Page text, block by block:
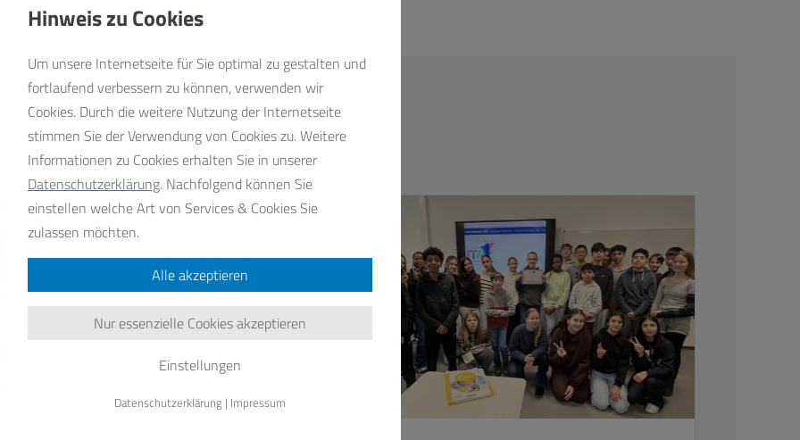
Nachrichten
Hinweis zu Cookies
Um unsere Internetseite für Sie optimal zu gestalten und
fortlaufend verbessern zu können, verwenden wir
Cookies. Durch die weitere Nutzung der Internetseite
stimmen Sie der Verwendung von Cookies zu. Weitere
Informationen zu Cookies erhalten Sie in unserer
Datenschutzerklärung. Nachfolgend können Sie
einstellen welche Art von Services & Cookies Sie
zulassen möchten.
Alle akzeptieren
Nur essenzielle Cookies akzeptieren
Einstellungen
Datenschutzerklärung | Impressum